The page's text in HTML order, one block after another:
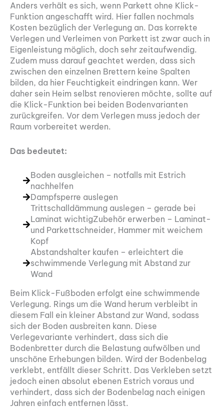
Anders verhält es sich, wenn Parkett ohne Klick-
Funktion angeschafft wird. Hier fallen nochmals
Kosten bezüglich der Verlegung an. Das korrekte
Verlegen und Verleimen von Parkett ist zwar auch in
Eigenleistung möglich, doch sehr zeitaufwendig.
Zudem muss darauf geachtet werden, dass sich
zwischen den einzelnen Brettern keine Spalten
bilden, da hier Feuchtigkeit eindringen kann. Wer
daher sein Heim selbst renovieren möchte, sollte auf
die Klick-Funktion bei beiden Bodenvarianten
zurückgreifen. Vor dem Verlegen muss jedoch der
Raum vorbereitet werden.
Das bedeutet:
Boden ausgleichen – notfalls mit Estrich
nachhelfen
Dampfsperre auslegen
Trittschalldämmung auslegen – gerade bei
Laminat wichtigZubehör erwerben – Laminat-
und Parkettschneider, Hammer mit weichem
Kopf
Abstandshalter kaufen – erleichtert die
schwimmende Verlegung mit Abstand zur
Wand
Beim Klick-Fußboden erfolgt eine schwimmende
Verlegung. Rings um die Wand herum verbleibt in
diesem Fall ein kleiner Abstand zur Wand, sodass
sich der Boden ausbreiten kann. Diese
Verlegevariante verhindert, dass sich die
Bodenbretter durch die Belastung aufwölben und
unschöne Erhebungen bilden. Wird der Bodenbelag
verklebt, entfällt dieser Schritt. Das Verkleben setzt
jedoch einen absolut ebenen Estrich voraus und
verhindert, dass sich der Bodenbelag nach einigen
Jahren einfach entfernen lässt.